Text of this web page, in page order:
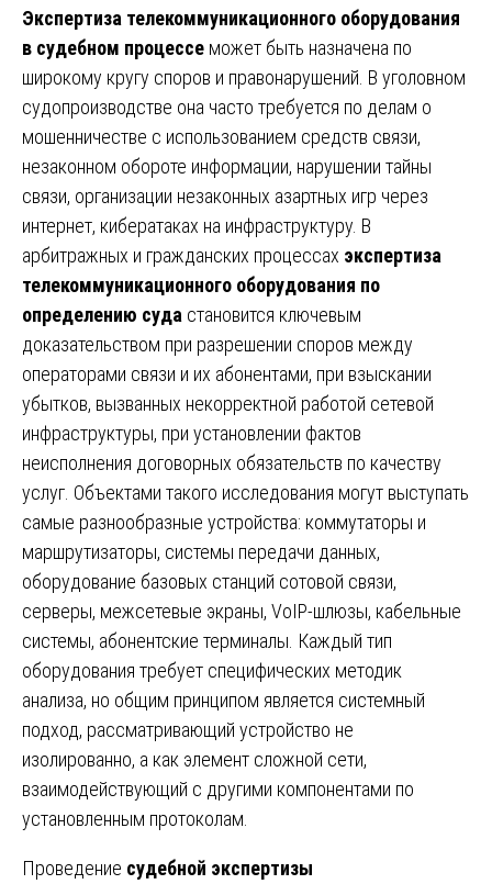
Экспертиза телекоммуникационного оборудования
в судебном процессе может быть назначена по
широкому кругу споров и правонарушений. В уголовном
судопроизводстве она часто требуется по делам о
мошенничестве с использованием средств связи,
незаконном обороте информации, нарушении тайны
связи, организации незаконных азартных игр через
интернет, кибератаках на инфраструктуру. В
арбитражных и гражданских процессах экспертиза
телекоммуникационного оборудования по
определению суда становится ключевым
доказательством при разрешении споров между
операторами связи и их абонентами, при взыскании
убытков, вызванных некорректной работой сетевой
инфраструктуры, при установлении фактов
неисполнения договорных обязательств по качеству
услуг. Объектами такого исследования могут выступать
самые разнообразные устройства: коммутаторы и
маршрутизаторы, системы передачи данных,
оборудование базовых станций сотовой связи,
серверы, межсетевые экраны, VoIP-шлюзы, кабельные
системы, абонентские терминалы. Каждый тип
оборудования требует специфических методик
анализа, но общим принципом является системный
подход, рассматривающий устройство не
изолированно, а как элемент сложной сети,
взаимодействующий с другими компонентами по
установленным протоколам.
Проведение судебной экспертизы